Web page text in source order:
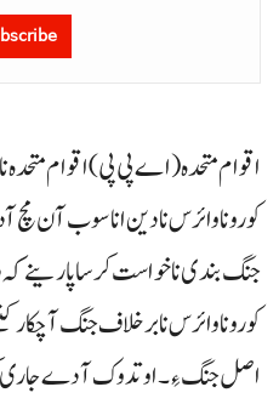
اقوام متحدہ(اے پی پی) اقوام متحدہ
کوروناوائرس نا دین انا سوب آن مچ
جنگ بندی نا خواست کرسا پارینے
کورونا وائرس نا برخلاف جنگ آ چکار
اصل جنگ ءِ۔ اوتدوک آ دے جاری